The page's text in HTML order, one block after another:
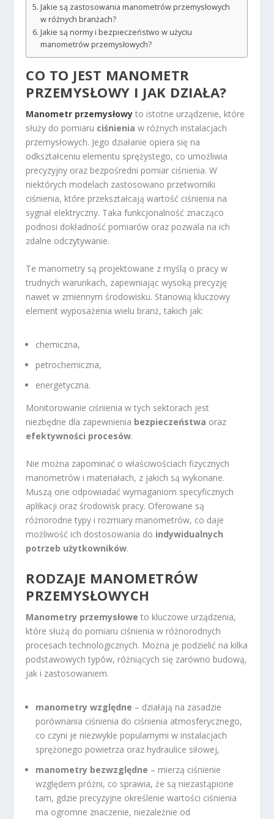
Jakie są zastosowania manometrów przemysłowych
w różnych branżach?
Jakie są normy i bezpieczeństwo w użyciu
manometrów przemysłowych?
CO TO JEST MANOMETR
PRZEMYSŁOWY I JAK DZIAŁA?
Manometr przemysłowy to istotne urządzenie, które
służy do pomiaru ciśnienia w różnych instalacjach
przemysłowych. Jego działanie opiera się na
odkształceniu elementu sprężystego, co umożliwia
precyzyjny oraz bezpośredni pomiar ciśnienia. W
niektórych modelach zastosowano przetworniki
ciśnienia, które przekształcają wartość ciśnienia na
sygnał elektryczny. Taka funkcjonalność znacząco
podnosi dokładność pomiarów oraz pozwala na ich
zdalne odczytywanie.
Te manometry są projektowane z myślą o pracy w
trudnych warunkach, zapewniając wysoką precyzję
nawet w zmiennym środowisku. Stanowią kluczowy
element wyposażenia wielu branż, takich jak:
chemiczna,
petrochemiczna,
energetyczna.
Monitorowanie ciśnienia w tych sektorach jest
niezbędne dla zapewnienia bezpieczeństwa oraz
efektywności procesów.
Nie można zapominać o właściwościach fizycznych
manometrów i materiałach, z jakich są wykonane.
Muszą one odpowiadać wymaganiom specyficznych
aplikacji oraz środowisk pracy. Oferowane są
różnorodne typy i rozmiary manometrów, co daje
możliwość ich dostosowania do indywidualnych
potrzeb użytkowników.
RODZAJE MANOMETRÓW
PRZEMYSŁOWYCH
Manometry przemysłowe to kluczowe urządzenia,
które służą do pomiaru ciśnienia w różnorodnych
procesach technologicznych. Można je podzielić na kilka
podstawowych typów, różniących się zarówno budową,
jak i zastosowaniem.
manometry względne – działają na zasadzie
porównania ciśnienia do ciśnienia atmosferycznego,
co czyni je niezwykle popularnymi w instalacjach
sprężonego powietrza oraz hydraulice siłowej,
manometry bezwzględne – mierzą ciśnienie
względem próżni, co sprawia, że są niezastąpione
tam, gdzie precyzyjne określenie wartości ciśnienia
ma ogromne znaczenie, niezależnie od